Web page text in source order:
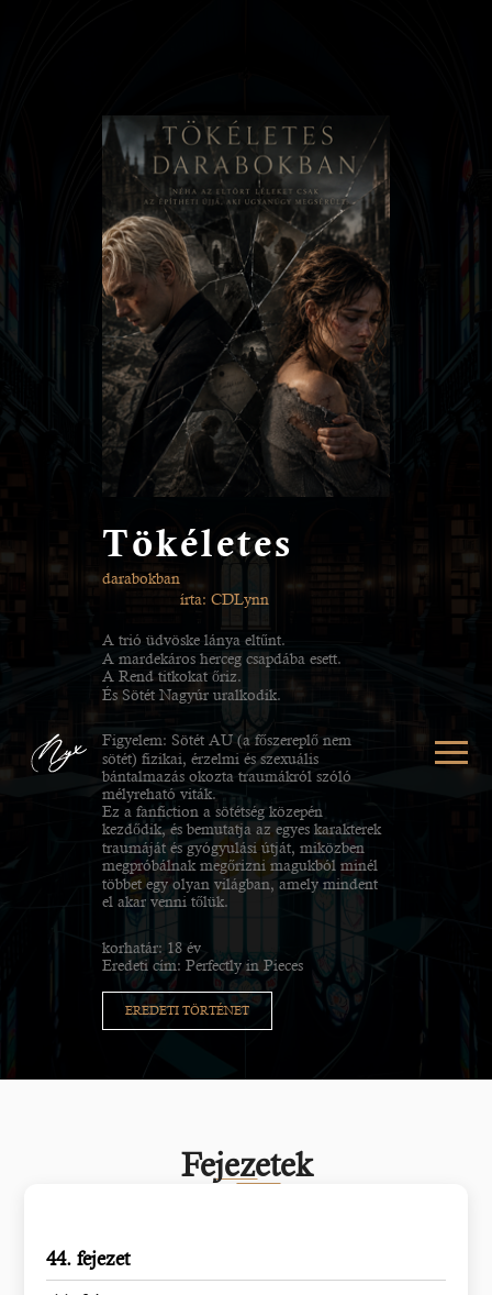
Tökéletes
darabokban
írta: CDLynn
A trió üdvöske lánya eltűnt.
A mardekáros herceg csapdába esett.
A Rend titkokat őriz.
És Sötét Nagyúr uralkodik.
Figyelem: Sötét AU (a főszereplő nem
sötét) fizikai, érzelmi és szexuális
bántalmazás okozta traumákról szóló
mélyreható viták.
Ez a fanfiction a sötétség közepén
kezdődik, és bemutatja az egyes karakterek
traumáját és gyógyulási útját, miközben
megpróbálnak megőrizni magukból minél
többet egy olyan világban, amely mindent
el akar venni tőlük.
korhatár: 18 év
Eredeti cím: Perfectly in Pieces
EREDETI TÖRTÉNET
Fejezetek
44. fejezet